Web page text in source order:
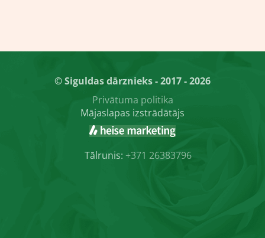
© Siguldas dārznieks - 2017 - 2026
Privātuma politika
Mājaslapas izstrādātājs
Tālrunis: +371 26383796